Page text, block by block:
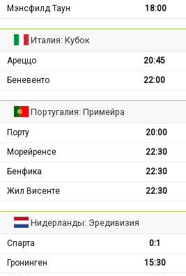
Мэнсфилд Таун 18:00
Италия: Кубок
Ареццо 20:45
Беневенто
22:00
Португалия: Примейра
Порту 20:00
Морейренсе
22:30
Бенфика
22:30
Жил Висенте
22:30
Нидерланды: Эредивизия
Спарта 0:1
Гронинген
15:30